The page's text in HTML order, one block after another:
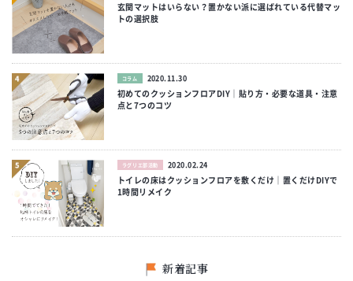
玄関マットはいらない？置かない派に選ばれている代替マッ
トの選択肢
コラム 2020.11.30
初めてのクッションフロアDIY｜貼り方・必要な道具・注意
点と7つのコツ
ラグリエ部活動 2020.02.24
トイレの床はクッションフロアを敷くだけ｜置くだけDIYで
1時間リメイク
新着記事